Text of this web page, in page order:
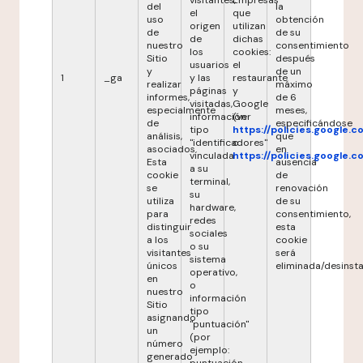
1 _ga
del
uso
de
nuestro
Sitio
y
realizar
informes,
especialmente
de
análisis,
asociados.
Esta
cookie
se
utiliza
para
distinguir
a los
visitantes
únicos
en
nuestro
Sitio
asignando
un
número
generado
el
origen
de
los
usuarios
y las
páginas
visitadas,
información
tipo
"identificadores"
vinculada
a su
terminal,
su
hardware,
redes
sociales
o su
sistema
operativo,
o
información
tipo
"puntuación"
(por
ejemplo:
que
utilizan
dichas
cookies:
el
restaurante
y
Google
(ver
https://
o
https://
la
obtención
de su
consentimiento
después
de un
máximo
de 6
meses,
especificándose
que
en
ausencia
de
renovación
de su
consentimiento,
esta
cookie
será
eliminada/